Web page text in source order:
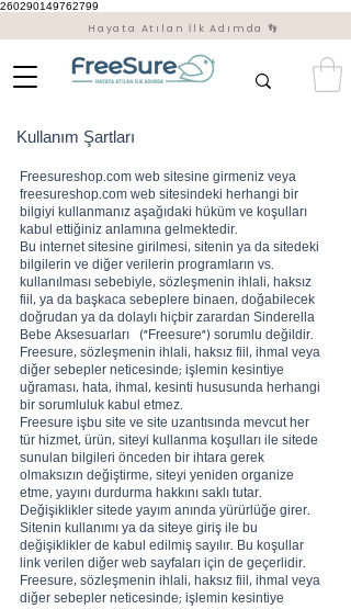
260290149762799
Hayata Atılan İlk Adımda 👣
Kullanım Şartları
Freesureshop.com web sitesine girmeniz veya
freesureshop.com web sitesindeki herhangi bir
bilgiyi kullanmanız aşağıdaki hüküm ve koşulları
kabul ettiğiniz anlamına gelmektedir.
Bu internet sitesine girilmesi, sitenin ya da sitedeki
bilgilerin ve diğer verilerin programların vs.
kullanılması sebebiyle, sözleşmenin ihlali, haksız
fiil, ya da başkaca sebeplere binaen, doğabilecek
doğrudan ya da dolaylı hiçbir zarardan Sinderella
Bebe Aksesuarları (“Freesure”) sorumlu değildir.
Freesure, sözleşmenin ihlali, haksız fiil, ihmal veya
diğer sebepler neticesinde; işlemin kesintiye
uğraması, hata, ihmal, kesinti hususunda herhangi
bir sorumluluk kabul etmez.
Freesure işbu site ve site uzantısında mevcut her
tür hizmet, ürün, siteyi kullanma koşulları ile sitede
sunulan bilgileri önceden bir ihtara gerek
olmaksızın değiştirme, siteyi yeniden organize
etme, yayını durdurma hakkını saklı tutar.
Değişiklikler sitede yayım anında yürürlüğe girer.
Sitenin kullanımı ya da siteye giriş ile bu
değişiklikler de kabul edilmiş sayılır. Bu koşullar
link verilen diğer web sayfaları için de geçerlidir.
Freesure, sözleşmenin ihlali, haksız fiil, ihmal veya
diğer sebepler neticesinde; işlemin kesintiye